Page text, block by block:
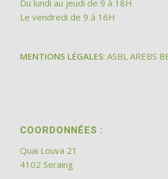
Du lundi au jeudi de 9 à 18H
Le vendredi de 9 à 16H
MENTIONS LÉGALES: ASBL AREBS
COORDONNÉES :
Quai Louva 21
4102 Seraing